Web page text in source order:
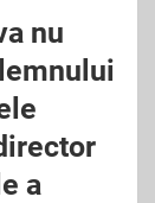
nu
a